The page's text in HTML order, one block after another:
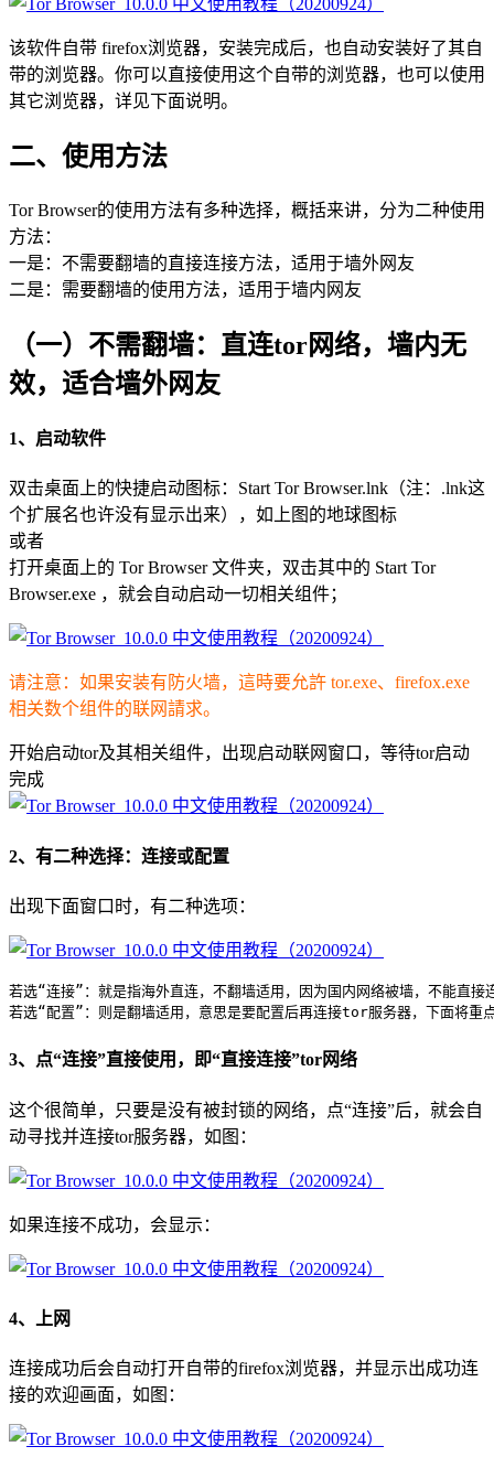
该软件自带 firefox浏览器，安装完成后，也自动安装好了其自
带的浏览器。你可以直接使用这个自带的浏览器，也可以使用
其它浏览器，详见下面说明。
二、使用方法
Tor Browser的使用方法有多种选择，概括来讲，分为二种使用
方法：
一是：不需要翻墙的直接连接方法，适用于墙外网友
二是：需要翻墙的使用方法，适用于墙内网友
（一）不需翻墙：直连tor网络，墙内无
效，适合墙外网友
1、启动软件
双击桌面上的快捷启动图标：Start Tor Browser.lnk（注：.lnk这
个扩展名也许没有显示出来），如上图的地球图标
或者
打开桌面上的 Tor Browser 文件夹，双击其中的 Start Tor
Browser.exe ，就会自动启动一切相关组件；
请注意：如果安装有防火墙，這時要允許 tor.exe、firefox.exe
相关数个组件的联网請求。
开始启动tor及其相关组件，出现启动联网窗口，等待tor启动
完成
2、有二种选择：连接或配置
出现下面窗口时，有二种选项：
若选“连接”：就是指海外直连，不翻墙适用，因为国内网络被墙，不能直
3、点“连接”直接使用，即“直接连接”tor网络
这个很简单，只要是没有被封锁的网络，点“连接”后，就会自
动寻找并连接tor服务器，如图：
如果连接不成功，会显示：
4、上网
连接成功后会自动打开自带的firefox浏览器，并显示出成功连
接的欢迎画面，如图：